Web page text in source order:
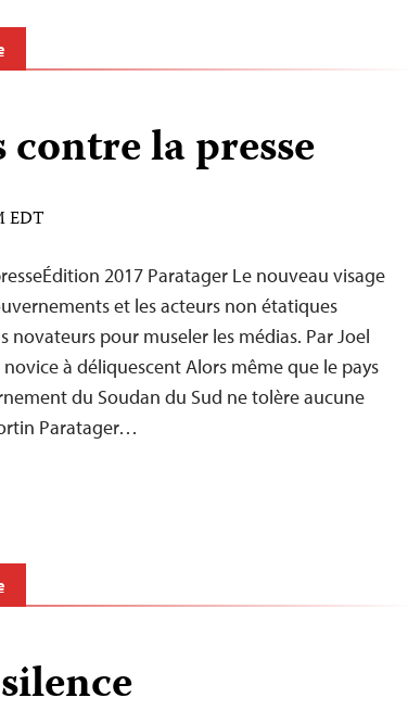
la presse
EDT
2017 Paratager Le nouveau visage
et les acteurs non étatiques
novateurs pour museler les médias. Par Joel
à déliquescent Alors même que le pays
du Soudan du Sud ne tolère aucune
Paratager…